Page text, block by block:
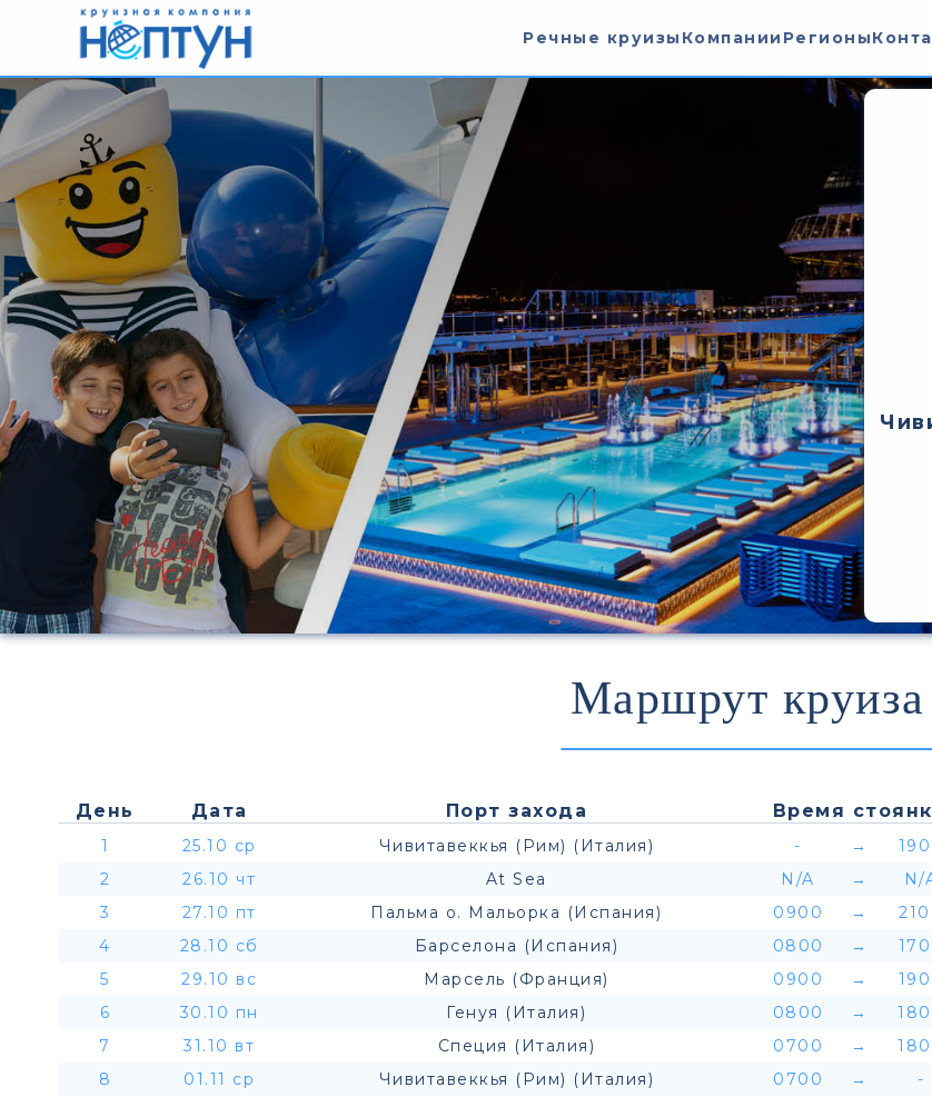
Речные круизы Компании Регионы
Маршрут круиза
День Дата Порт захода Время
1 25.10 ср Чивитавеккья (Рим) (Италия) - →
2
26.10 чт At Sea N/A →
N/
3
27.10 пт Пальма о. Мальорка (Испания) 0900 →
4
28.10 сб Барселона (Испания) 0800 →
5
29.10 вс Марсель (Франция) 0900 →
6
30.10 пн Генуя (Италия) 0800 →
7
31.10 вт Специя (Италия) 0700 →
8
01.11 ср Чивитавеккья (Рим) (Италия) 0700 → -